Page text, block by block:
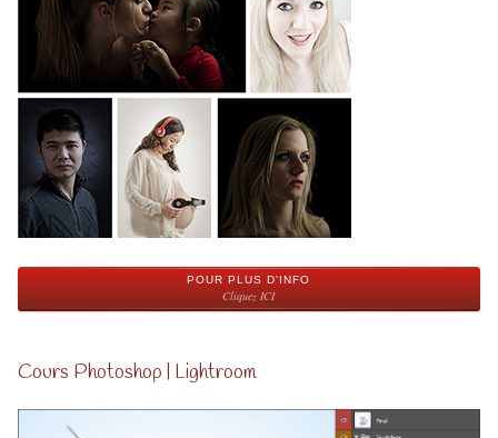
POUR PLUS D'INFO
Cliquez ICI
Cours Photoshop | Lightroom